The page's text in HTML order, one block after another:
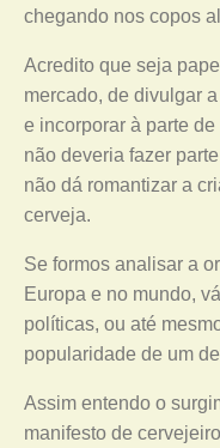
chegando nos copos
Acredito que seja
mercado, de divulgar
e incorporar à parte
não deveria fazer
não dá romantizar a
cerveja.
Se formos analisar a
Europa e no mundo,
políticas, ou até
popularidade de um
Assim entendo o
manifesto de